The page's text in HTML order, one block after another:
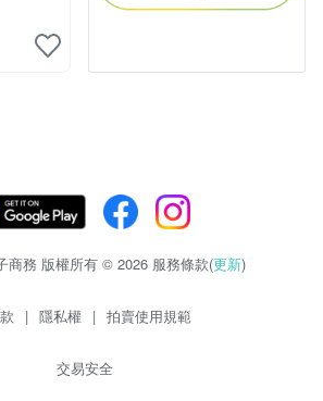
商務 版權所有 © 2026 服務條款(更新)
| 隱私權 | 拍賣使用規範
交易安全